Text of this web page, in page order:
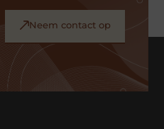
Neem contact op